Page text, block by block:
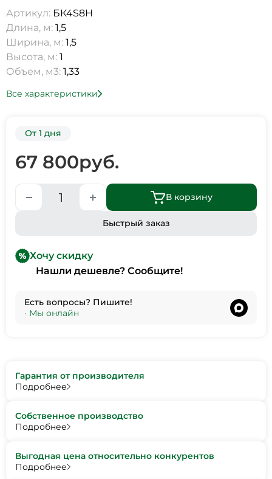
Артикул: БК4S8Н
Длина, м: 1,5
Ширина, м: 1,5
Высота, м: 1
Объем, м3: 1,33
Все характеристики
От 1 дня
67 800руб.
В корзину
Быстрый заказ
Хочу скидку
Нашли дешевле? Сообщите!
Есть вопросы? Пишите!
• Мы онлайн
Гарантия от производителя
Подробнее
Собственное производство
Подробнее
Выгодная цена относительно конкурентов
Подробнее